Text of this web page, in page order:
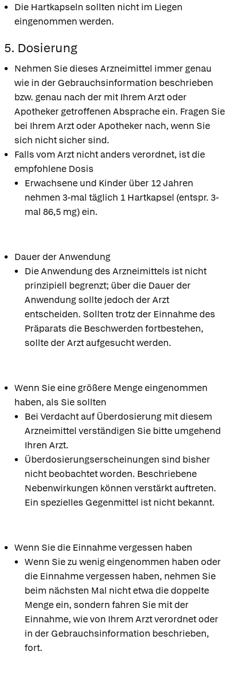
Die Hartkapseln sollten nicht im Liegen
eingenommen werden.
5. Dosierung
Nehmen Sie dieses Arzneimittel immer genau
wie in der Gebrauchsinformation beschrieben
bzw. genau nach der mit Ihrem Arzt oder
Apotheker getroffenen Absprache ein. Fragen Sie
bei Ihrem Arzt oder Apotheker nach, wenn Sie
sich nicht sicher sind.
Falls vom Arzt nicht anders verordnet, ist die
empfohlene Dosis
Erwachsene und Kinder über 12 Jahren
nehmen 3-mal täglich 1 Hartkapsel (entspr. 3-
mal 86,5 mg) ein.
Dauer der Anwendung
Die Anwendung des Arzneimittels ist nicht
prinzipiell begrenzt; über die Dauer der
Anwendung sollte jedoch der Arzt
entscheiden. Sollten trotz der Einnahme des
Präparats die Beschwerden fortbestehen,
sollte der Arzt aufgesucht werden.
Wenn Sie eine größere Menge eingenommen
haben, als Sie sollten
Bei Verdacht auf Überdosierung mit diesem
Arzneimittel verständigen Sie bitte umgehend
Ihren Arzt.
Überdosierungserscheinungen sind bisher
nicht beobachtet worden. Beschriebene
Nebenwirkungen können verstärkt auftreten.
Ein spezielles Gegenmittel ist nicht bekannt.
Wenn Sie die Einnahme vergessen haben
Wenn Sie zu wenig eingenommen haben oder
die Einnahme vergessen haben, nehmen Sie
beim nächsten Mal nicht etwa die doppelte
Menge ein, sondern fahren Sie mit der
Einnahme, wie von Ihrem Arzt verordnet oder
in der Gebrauchsinformation beschrieben,
fort.